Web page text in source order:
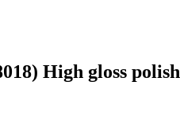
High gloss polish